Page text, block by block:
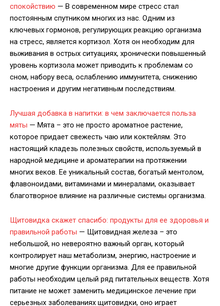
спокойствию — В современном мире стресс стал
постоянным спутником многих из нас. Одним из
ключевых гормонов, регулирующих реакцию организма
на стресс, является кортизол. Хотя он необходим для
выживания в острых ситуациях, хронически повышенный
уровень кортизола может приводить к проблемам со
сном, набору веса, ослаблению иммунитета, снижению
настроения и другим негативным последствиям.
Лучшая добавка в напитки: в чем заключается польза
мяты — Мята – это не просто ароматное растение,
которое придает свежесть чаю или коктейлям. Это
настоящий кладезь полезных свойств, используемый в
народной медицине и ароматерапии на протяжении
многих веков. Ее уникальный состав, богатый ментолом,
флавоноидами, витаминами и минералами, оказывает
благотворное влияние на различные системы организма.
Щитовидка скажет спасибо: продукты для ее здоровья и
правильной работы — Щитовидная железа – это
небольшой, но невероятно важный орган, который
контролирует наш метаболизм, энергию, настроение и
многие другие функции организма. Для ее правильной
работы необходим целый ряд питательных веществ. Хотя
питание не может заменить медицинское лечение при
серьезных заболеваниях щитовидки, оно играет